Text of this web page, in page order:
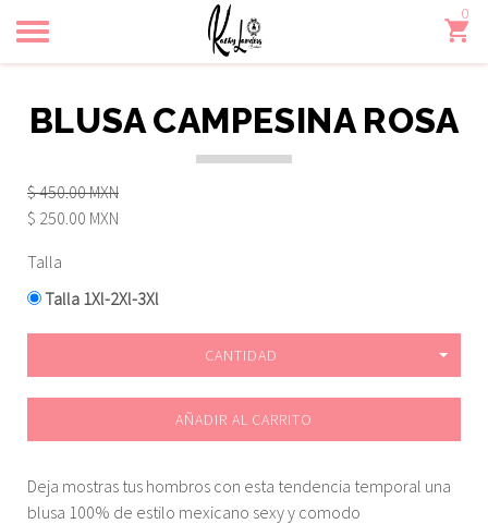
Toggle
navigation
0
BLUSA CAMPESINA ROSA
$ 450.00 MXN
$ 250.00 MXN
Talla
Talla 1Xl-2Xl-3Xl
CANTIDAD
AÑADIR AL CARRITO
Deja mostras tus hombros con esta tendencia temporal una
blusa 100% de estilo mexicano sexy y comodo